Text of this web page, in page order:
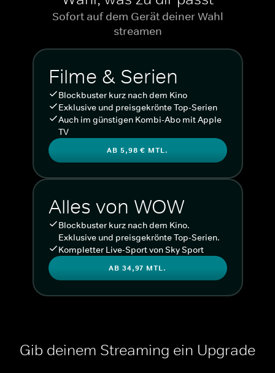
Sofort auf dem Gerät deiner Wahl
streamen
Filme & Serien
Blockbuster kurz nach dem Kino
Exklusive und preisgekrönte Top-Serien
Auch im günstigen Kombi-Abo mit Apple
TV
AB 5,98 € MTL.
Alles von WOW
Blockbuster kurz nach dem Kino.
Exklusive und preisgekrönte Top-Serien.
Kompletter Live-Sport von Sky Sport
AB 34,97 MTL.
Gib deinem Streaming ein Upgrade